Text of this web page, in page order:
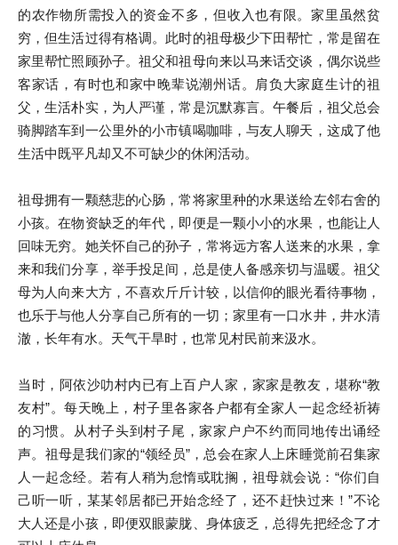
的农作物所需投入的资金不多，但收入也有限。家里虽然贫
穷，但生活过得有格调。此时的祖母极少下田帮忙，常是留在
家里帮忙照顾孙子。祖父和祖母向来以马来话交谈，偶尔说些
客家话，有时也和家中晚辈说潮州话。肩负大家庭生计的祖
父，生活朴实，为人严谨，常是沉默寡言。午餐后，祖父总会
骑脚踏车到一公里外的小市镇喝咖啡，与友人聊天，这成了他
生活中既平凡却又不可缺少的休闲活动。
祖母拥有一颗慈悲的心肠，常将家里种的水果送给左邻右舍的
小孩。在物资缺乏的年代，即便是一颗小小的水果，也能让人
回味无穷。她关怀自己的孙子，常将远方客人送来的水果，拿
来和我们分享，举手投足间，总是使人备感亲切与温暖。祖父
母为人向来大方，不喜欢斤斤计较，以信仰的眼光看待事物，
也乐于与他人分享自己所有的一切；家里有一口水井，井水清
澈，长年有水。天气干旱时，也常见村民前来汲水。
当时，阿依沙叻村内已有上百户人家，家家是教友，堪称“教
友村”。每天晚上，村子里各家各户都有全家人一起念经祈祷
的习惯。从村子头到村子尾，家家户户不约而同地传出诵经
声。祖母是我们家的“领经员”，总会在家人上床睡觉前召集家
人一起念经。若有人稍为怠惰或耽搁，祖母就会说：“你们自
己听一听，某某邻居都已开始念经了，还不赶快过来！”不论
大人还是小孩，即便双眼蒙胧、身体疲乏，总得先把经念了才